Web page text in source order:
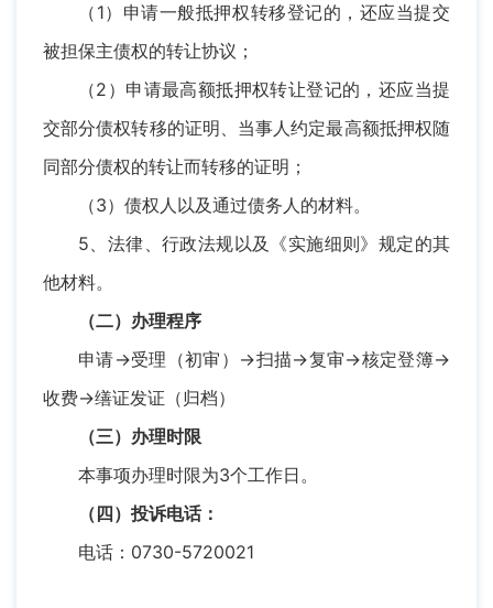
（1）申请一般抵押权转移登记的，还应当提交
被担保主债权的转让协议；
（2）申请最高额抵押权转让登记的，还应当提
交部分债权转移的证明、当事人约定最高额抵押权随
同部分债权的转让而转移的证明；
（3）债权人以及通过债务人的材料。
5、法律、行政法规以及《实施细则》规定的其
他材料。
（二）办理程序
申请→受理（初审）→扫描→复审→核定登簿→
收费→缮证发证（归档）
（三）办理时限
本事项办理时限为3个工作日。
（四）投诉电话：
电话：0730-5720021